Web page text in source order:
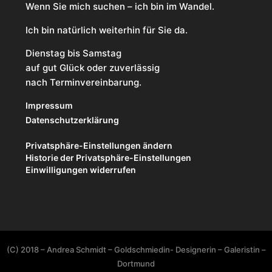
Wenn Sie mich suchen – ich bin im Wandel.
Ich bin natürlich weiterhin für Sie da.
Dienstag bis Samstag
auf gut Glück oder zuverlässig
nach Terminvereinbarung.
Impressum
Datenschutzerklärung
Privatsphäre-Einstellungen ändern
Historie der Privatsphäre-Einstellungen
Einwilligungen widerrufen
(C) 2018 – Andrea Schmidt – Goldschmiedin- Designerin – Galeristin –
Dortmund